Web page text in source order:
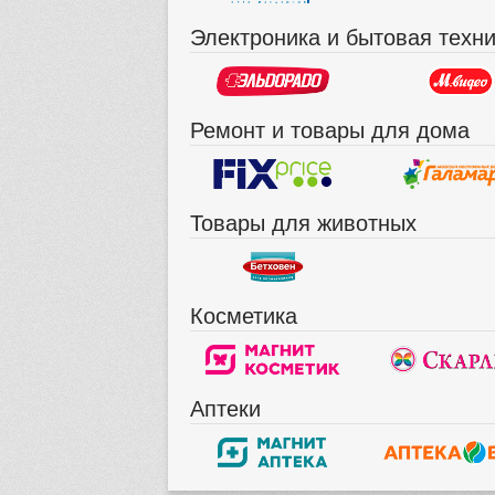
Электроника и бытовая
Ремонт и товары для дома
Товары для животных
Косметика
Аптеки